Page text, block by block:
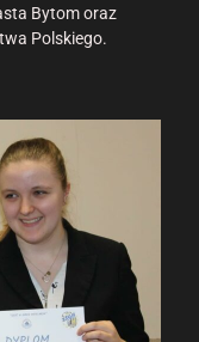
Bytom oraz
Polskiego.